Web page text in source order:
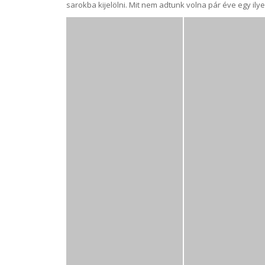
sarokba kijelölni. Mit nem adtunk volna pár éve egy